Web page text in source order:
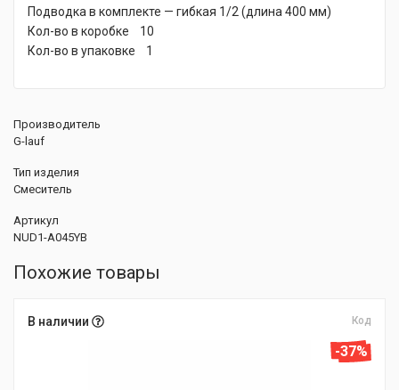
Подводка в комплекте — гибкая 1/2 (длина 400 мм)
Кол-во в коробке 10
Кол-во в упаковке 1
Производитель
G-lauf
Тип изделия
Смеситель
Артикул
NUD1-A045YB
Похожие товары
В наличии Код
-37%